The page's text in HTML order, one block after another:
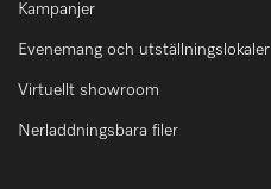
Kampanjer
Evenemang och utställningslokaler
Virtuellt showroom
Nerladdningsbara filer